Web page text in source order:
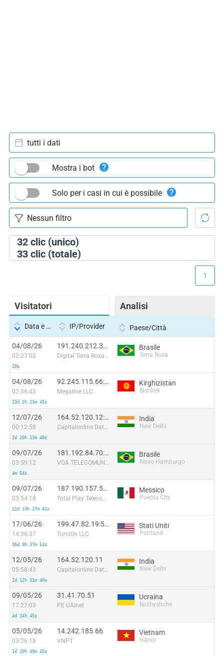
32clic (unico)
33clic (totale)
tutti i dati
Mostra i bot
Solo per i casi in cui è possibile
Visitatori Analisi
1
Data e ora IP/Provider Paese/Città
04/08/26
02:37:03
20s
191.240.212.38:27213
Digital Terra Roxa Internet Eireli
Brasile
Terra Roxa
04/08/26
02:36:43
23d 2h 23m 45s
92.245.115.66:21578
Megaline LLC
Kirghizistan
Bishkek
12/07/26
00:12:58
2d 20h 13m 46s
164.52.120.12:46594
Capitalonline Data Service (HK) Co
India
New Delhi
09/07/26
03:59:12
4m 54s
181.192.84.70:56658
VOA TELECOMUNICACOES EIRELI - EPP
Brasile
Novo Hamburgo
09/07/26
03:54:18
21d 13h 17m 41s
187.190.157.58:21283
Total Play Telecomunicaciones SA De CV
Messico
Puebla City
17/06/26
14:36:37
36d 8h 37m 54s
199.47.82.19:50826
Turnitin LLC
Stati Uniti
Portland
12/05/26
05:58:43
2d 12h 31m 40s
164.52.120.11
Capitalonline Data Service (HK) Co
India
New Delhi
09/05/26
17:27:03
4d 14h 45s
31.41.70.51
PE UAinet
Ucraina
Rozhyshche
05/05/26
03:26:18
1d 20h 49m 45s
14.242.185.66
VNPT
Vietnam
Hanoi